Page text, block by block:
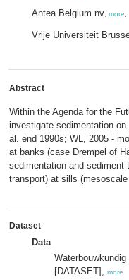
Antea Belgium nv more
Vrije Universiteit
Abstract
Within the Agenda for the
investigate sedimentation
al. end 1990s; WL, 2005 -
at banks (case Drempel of
sedimentation and sediment
transport) at sills
Dataset
Data
[DATASET], more